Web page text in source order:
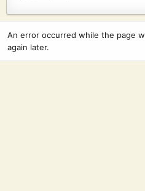
An error occurred while the page
again later.